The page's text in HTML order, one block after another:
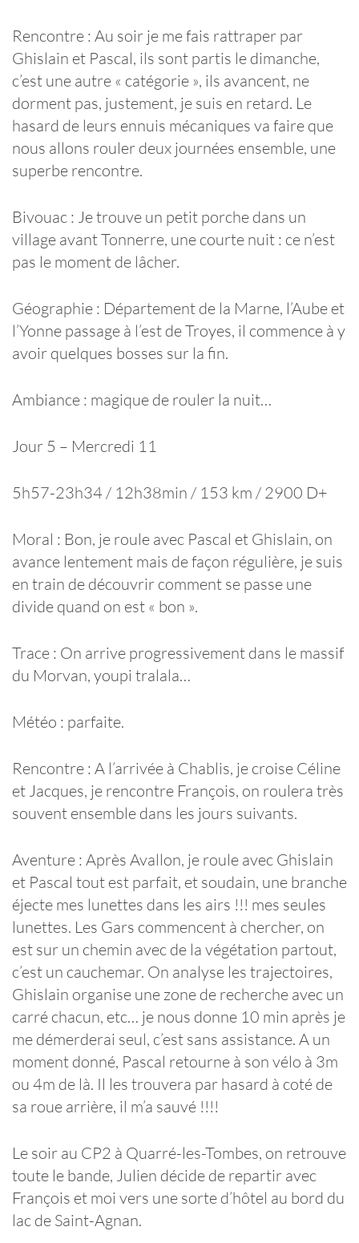
Rencontre : Au soir je me fais rattraper par
Ghislain et Pascal, ils sont partis le dimanche,
c’est une autre « catégorie », ils avancent, ne
dorment pas, justement, je suis en retard. Le
hasard de leurs ennuis mécaniques va faire que
nous allons rouler deux journées ensemble, une
superbe rencontre.
Bivouac : Je trouve un petit porche dans un
village avant Tonnerre, une courte nuit : ce n’est
pas le moment de lâcher.
Géographie : Département de la Marne, l’Aube et
l’Yonne passage à l’est de Troyes, il commence à y
avoir quelques bosses sur la fin.
Ambiance : magique de rouler la nuit…
Jour 5 – Mercredi 11
5h57-23h34 / 12h38min / 153 km / 2900 D+
Moral : Bon, je roule avec Pascal et Ghislain, on
avance lentement mais de façon régulière, je suis
en train de découvrir comment se passe une
divide quand on est « bon ».
Trace : On arrive progressivement dans le massif
du Morvan, youpi tralala…
Météo : parfaite.
Rencontre : A l’arrivée à Chablis, je croise Céline
et Jacques, je rencontre François, on roulera très
souvent ensemble dans les jours suivants.
Aventure : Après Avallon, je roule avec Ghislain
et Pascal tout est parfait, et soudain, une branche
éjecte mes lunettes dans les airs !!! mes seules
lunettes. Les Gars commencent à chercher, on
est sur un chemin avec de la végétation partout,
c’est un cauchemar. On analyse les trajectoires,
Ghislain organise une zone de recherche avec un
carré chacun, etc… je nous donne 10 min après je
me démerderai seul, c’est sans assistance. A un
moment donné, Pascal retourne à son vélo à 3m
ou 4m de là. Il les trouvera par hasard à coté de
sa roue arrière, il m’a sauvé !!!!
Le soir au CP2 à Quarré-les-Tombes, on retrouve
toute le bande, Julien décide de repartir avec
François et moi vers une sorte d’hôtel au bord du
lac de Saint-Agnan.